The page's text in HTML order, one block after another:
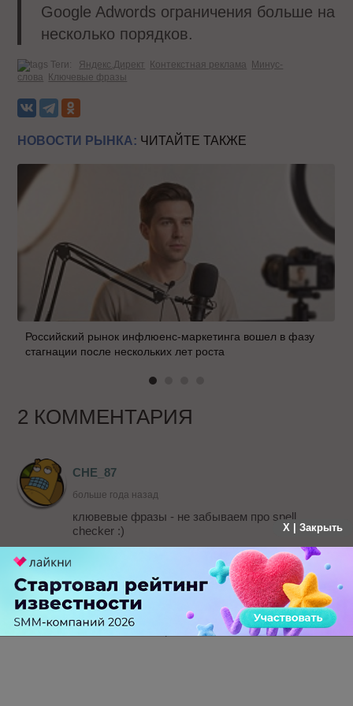
Google Adwords ограничения больше на
несколько порядков.
Теги: Яндекс.Директ Контекстная реклама Минус-
слова Ключевые фразы
НОВОСТИ РЫНКА: ЧИТАЙТЕ ТАКЖЕ
Российский рынок инфлюенс-маркетинга вошел в фазу
стагнации после нескольких лет роста
2 КОММЕНТАРИЯ
CHE_87
больше года назад
клювевые фразы - не забываем про spell
checker :)
Новичок
CHE_87
больше года назад
что такое спел чекер?
X | Закрыть